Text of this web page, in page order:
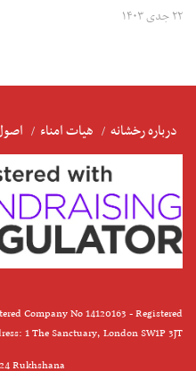
۲۲ جدی ۱۴۰۳
درباره رخشانه هیات امناء
Company No 14120163 - Registered
1 The Sanctuary, London SW1P 3JT
Rukhshana